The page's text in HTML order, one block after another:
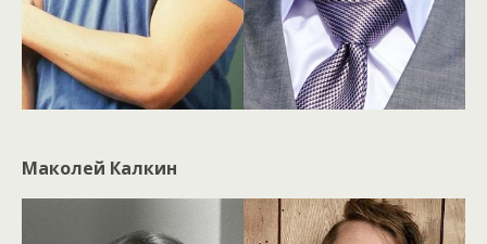
Маколей Калкин